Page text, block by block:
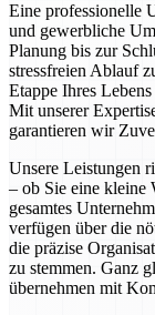
Eine professionelle
und gewerbliche
Planung bis zur
stressfreien Ablauf
Etappe Ihres
Mit unserer
garantieren wir
Unsere Leistungen
– ob Sie eine kleine
gesamtes
verfügen über die
die präzise
zu stemmen. Ganz
übernehmen mit